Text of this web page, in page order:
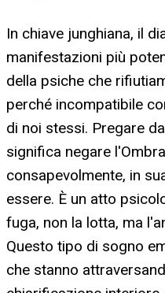
In chiave junghiana, il
manifestazioni più
della psiche che
perché incompatibile
di noi stessi. Pregare
significa negare
consapevolmente, in
essere. È un atto
fuga, non la lotta, ma
Questo tipo di sogno
che stanno